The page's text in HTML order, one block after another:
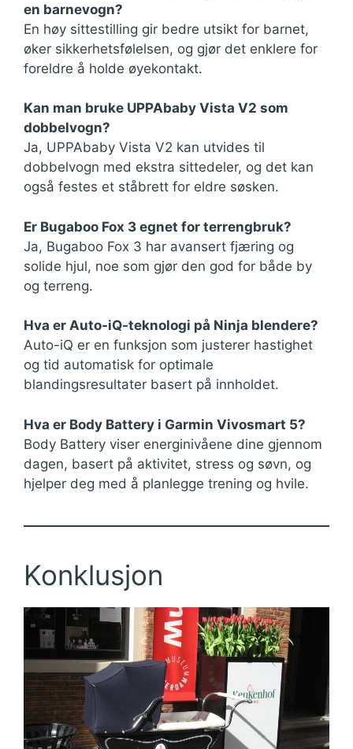
en barnevogn?
En høy sittestilling gir bedre utsikt for barnet,
øker sikkerhetsfølelsen, og gjør det enklere for
foreldre å holde øyekontakt.
Kan man bruke UPPAbaby Vista V2 som
dobbelvogn?
Ja, UPPAbaby Vista V2 kan utvides til
dobbelvogn med ekstra sittedeler, og det kan
også festes et ståbrett for eldre søsken.
Er Bugaboo Fox 3 egnet for terrengbruk?
Ja, Bugaboo Fox 3 har avansert fjæring og
solide hjul, noe som gjør den god for både by
og terreng.
Hva er Auto-iQ-teknologi på Ninja blendere?
Auto-iQ er en funksjon som justerer hastighet
og tid automatisk for optimale
blandingsresultater basert på innholdet.
Hva er Body Battery i Garmin Vivosmart 5?
Body Battery viser energinivåene dine gjennom
dagen, basert på aktivitet, stress og søvn, og
hjelper deg med å planlegge trening og hvile.
Konklusjon